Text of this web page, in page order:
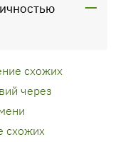
схожих
через
схожих